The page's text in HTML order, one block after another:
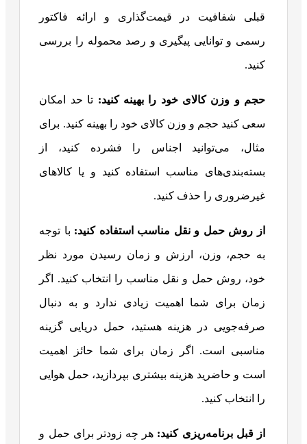
قبلی شفافیت در قیمت‌گذاری و ارائه فاکتور
رسمی و توانایی پیگیری و رصد محموله را بررسی
کنید.
حجم و وزن کالای خود را بهینه کنید: تا حد امکان
سعی کنید حجم و وزن کالای خود را بهینه کنید. برای
مثال، می‌توانید اجناس را فشرده کنید، از
بسته‌بندی‌های مناسب استفاده کنید و یا کالاهای
غیرضروری را حذف کنید.
از روش حمل و نقل مناسب استفاده کنید: با توجه
به حجم، وزن، ارزش و زمان رسیدن مورد نظر
خود، روش حمل و نقل مناسب را انتخاب کنید. اگر
زمان برای شما اهمیت زیادی ندارد و به دنبال
صرفه‌جویی در هزینه هستید، حمل دریایی گزینه
مناسبی است. اگر زمان برای شما حائز اهمیت
است و حاضرید هزینه بیشتری بپردازید، حمل هوایی
را انتخاب کنید.
از قبل برنامه‌ریزی کنید: هر چه زودتر برای حمل و